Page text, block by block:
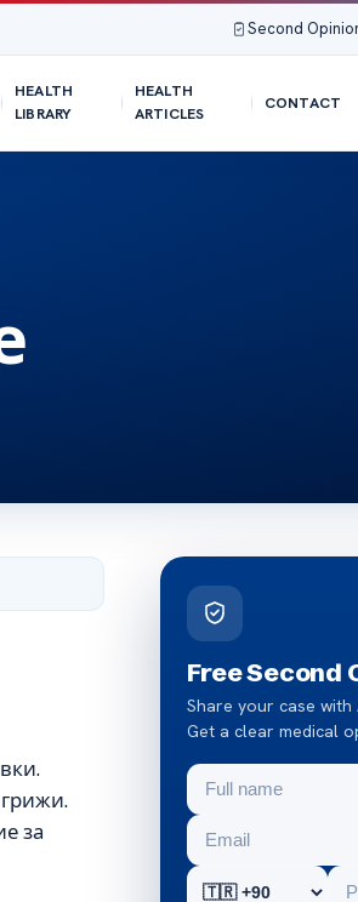
Second
HEALTH
LIBRARY
HEALTH
ARTICLES
CONTACT
за
Free Second
Share your case with
Get a clear medical